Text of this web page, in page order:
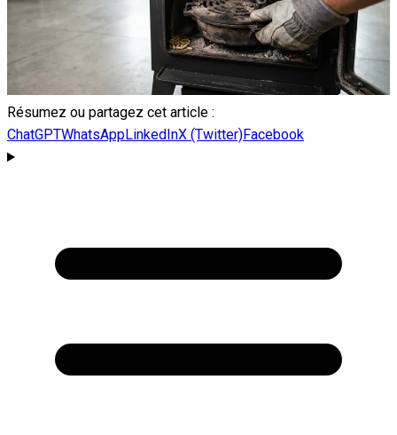
Résumez ou partagez cet article :
ChatGPTWhatsAppLinkedInX (Twitter)Facebook